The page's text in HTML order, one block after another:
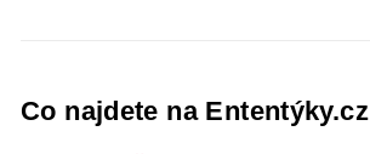
Co najdete na Ententýky.cz